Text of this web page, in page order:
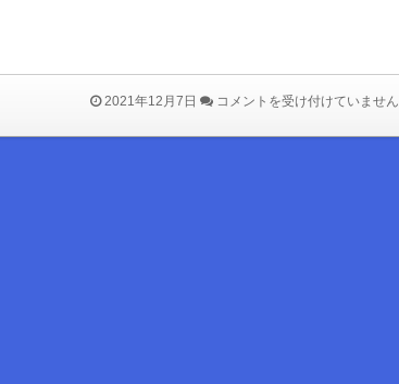
2021年12月7日 は
コメントを受け付けていません